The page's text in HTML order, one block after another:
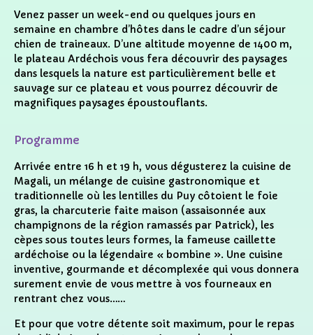
Venez passer un week-end ou quelques jours en
semaine en chambre d’hôtes dans le cadre d’un séjour
chien de traineaux. D’une altitude moyenne de 1400 m,
le plateau Ardéchois vous fera découvrir des paysages
dans lesquels la nature est particulièrement belle et
sauvage sur ce plateau et vous pourrez découvrir de
magnifiques paysages époustouflants.
Programme
Arrivée entre 16 h et 19 h, vous dégusterez la cuisine de
Magali, un mélange de cuisine gastronomique et
traditionnelle où les lentilles du Puy côtoient le foie
gras, la charcuterie faite maison (assaisonnée aux
champignons de la région ramassés par Patrick), les
cèpes sous toutes leurs formes, la fameuse caillette
ardéchoise ou la légendaire « bombine ». Une cuisine
inventive, gourmande et décomplexée qui vous donnera
surement envie de vous mettre à vos fourneaux en
rentrant chez vous……
Et pour que votre détente soit maximum, pour le repas